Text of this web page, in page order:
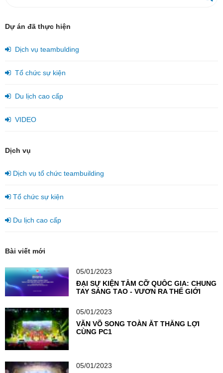
Dự án đã thực hiện
Dịch vụ teambulding
Tổ chức sự kiện
Du lịch cao cấp
VIDEO
Dịch vụ
Dịch vụ tổ chức teambuilding
Tổ chức sự kiện
Du lịch cao cấp
Bài viết mới
05/01/2023
ĐẠI SỰ KIỆN TẦM CỠ QUỐC GIA: CHUNG
TAY SÁNG TẠO - VƯƠN RA THẾ GIỚI
05/01/2023
VĂN VÕ SONG TOÀN ẮT THẮNG LỢI
CÙNG PC1
05/01/2023